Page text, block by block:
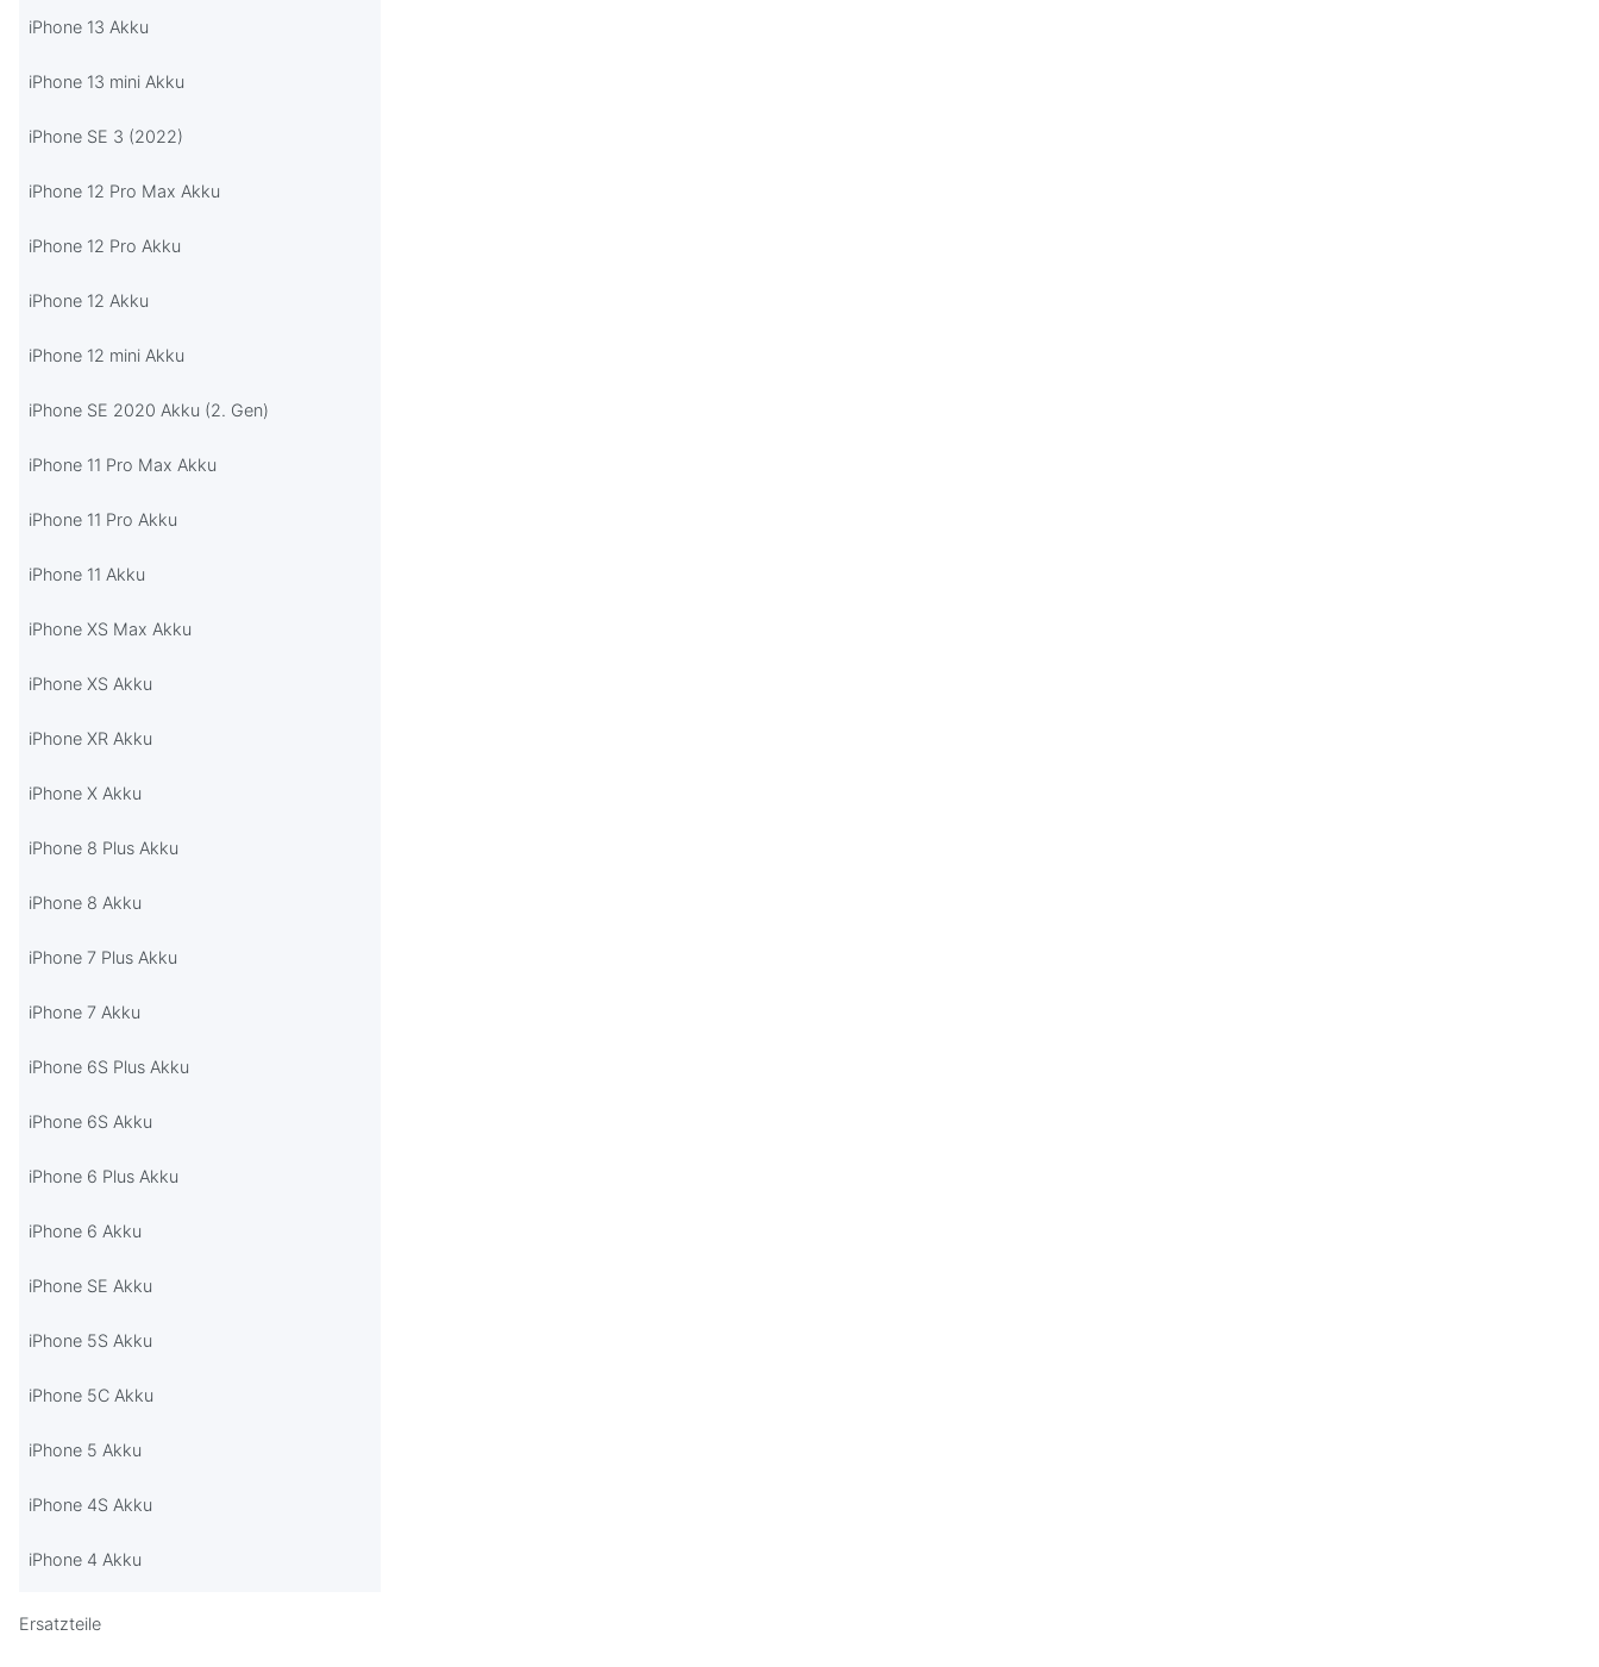
iPhone 13 Akku
iPhone 13 mini Akku
iPhone SE 3 (2022)
iPhone 12 Pro Max Akku
iPhone 12 Pro Akku
iPhone 12 Akku
iPhone 12 mini Akku
iPhone SE 2020 Akku (2. Gen)
iPhone 11 Pro Max Akku
iPhone 11 Pro Akku
iPhone 11 Akku
iPhone XS Max Akku
iPhone XS Akku
iPhone XR Akku
iPhone X Akku
iPhone 8 Plus Akku
iPhone 8 Akku
iPhone 7 Plus Akku
iPhone 7 Akku
iPhone 6S Plus Akku
iPhone 6S Akku
iPhone 6 Plus Akku
iPhone 6 Akku
iPhone SE Akku
iPhone 5S Akku
iPhone 5C Akku
iPhone 5 Akku
iPhone 4S Akku
iPhone 4 Akku
Ersatzteile